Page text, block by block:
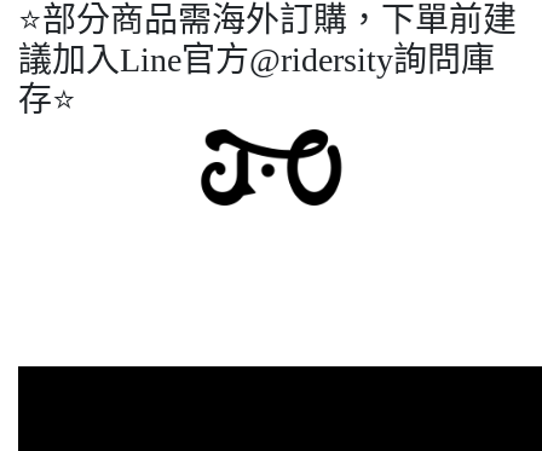
⭐️部分商品需海外訂購，下單前建
議加入Line官方@ridersity詢問庫
存⭐️